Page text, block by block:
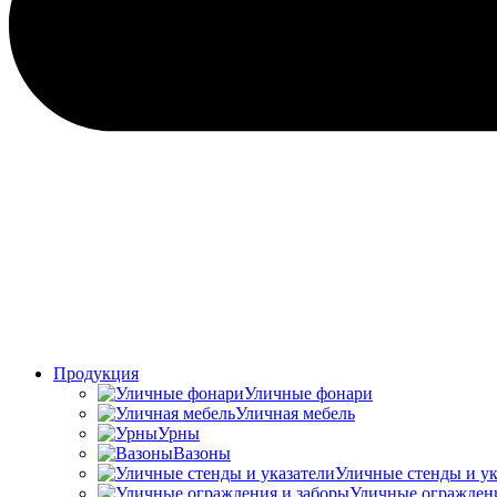
Продукция
Уличные фонари
Уличная мебель
Урны
Вазоны
Уличные стенды и
Уличные